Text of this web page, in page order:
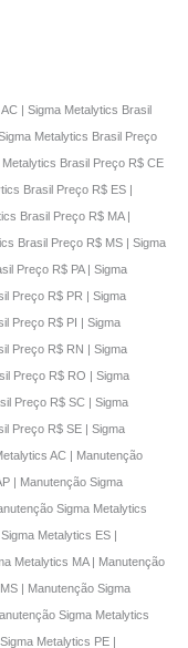
| Sigma Metalytics Brasil
Metalytics Brasil Preço
Brasil Preço R$ CE
Brasil Preço R$ ES |
Brasil Preço R$ MA |
Brasil Preço R$ MS | Sigma
Preço R$ PA | Sigma
Preço R$ PR | Sigma
Preço R$ PI | Sigma
Preço R$ RN | Sigma
Preço R$ RO | Sigma
Preço R$ SC | Sigma
Preço R$ SE | Sigma
AC | Manutenção
| Manutenção Sigma
Sigma Metalytics
Metalytics ES |
Metalytics MA | Manutenção
| Manutenção Sigma
Sigma Metalytics
Metalytics PE |